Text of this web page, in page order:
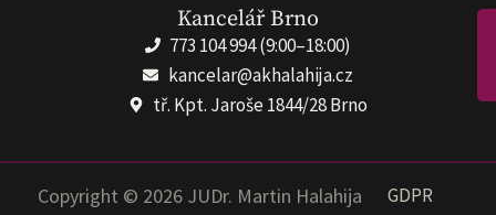
Kancelář Brno
773 104 994 (9:00–18:00)
kancelar@akhalahija.cz
tř. Kpt. Jaroše 1844/28 Brno
Copyright © 2026 JUDr. Martin Halahija GDPR